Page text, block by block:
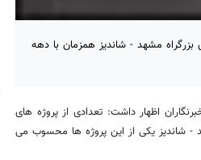
بزرگراه مشهد - شاندیز همزمان با دهه
اظهار داشت: تعدادی از پروژه های
- شاندیز یکی از این پروژه ها محسوب می